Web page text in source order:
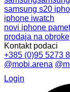
samsung s20
iphone iwatch
novi iphone
prodaja na obroke
Kontakt podaci
+385 (0)95 5273
@mobi.arena
Login